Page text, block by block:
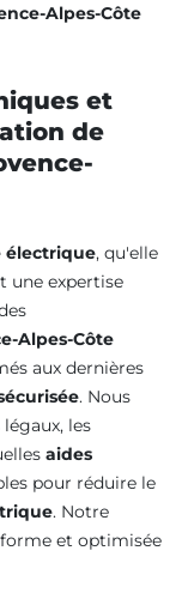
Alpes-Côte
et
de
électrique, qu'elle
une expertise
Alpes-Côte
aux dernières
. Nous
les
aides
pour réduire le
. Notre
et optimisée